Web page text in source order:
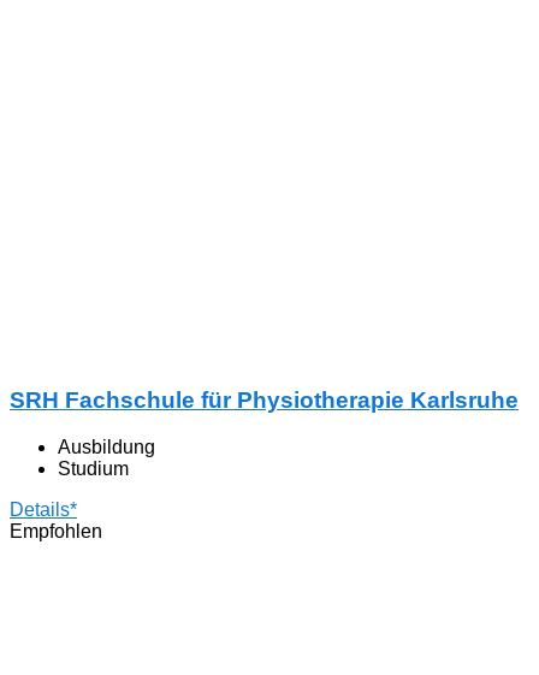
SRH Fachschule für Physiotherapie Karlsruhe
Ausbildung
Studium
Details*
Empfohlen